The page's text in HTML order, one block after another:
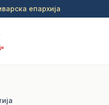
епархија